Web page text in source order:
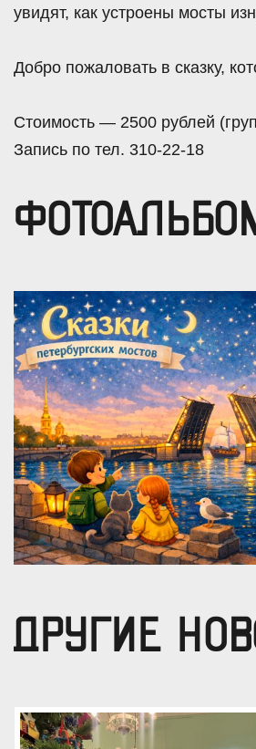
увидят, как устроены мосты
Добро пожаловать в сказку,
Стоимость — 2500 рублей
Запись по тел. 310-22-18
ДРУГИЕ